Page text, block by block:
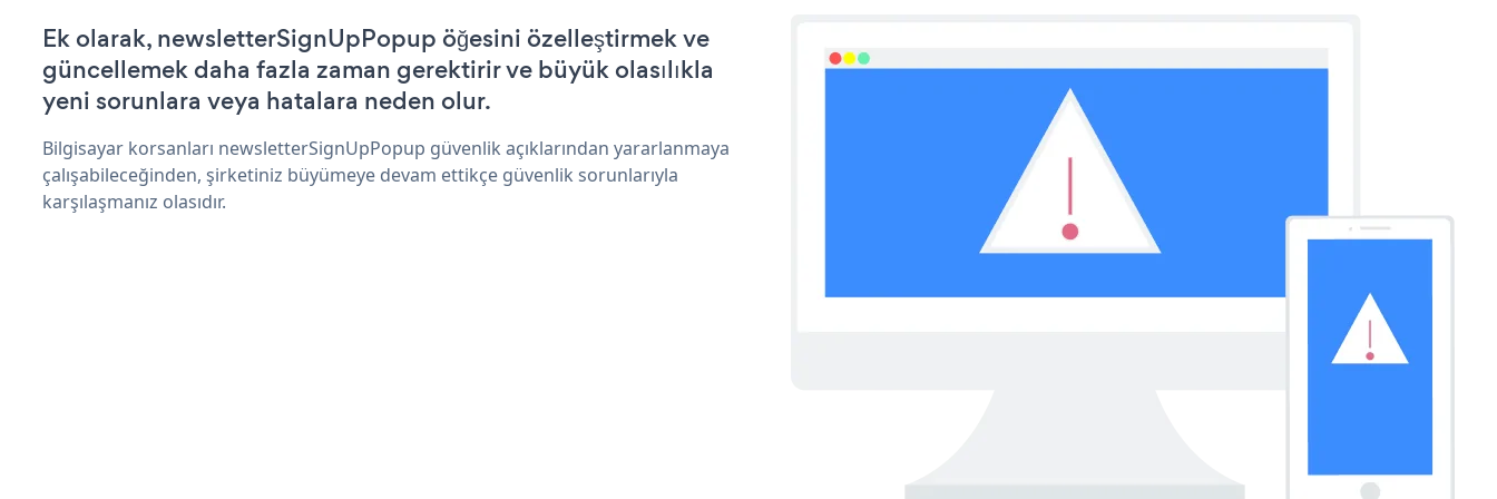
Ek olarak, newsletterSignUpPopup öğesini özelleştirmek ve
güncellemek daha fazla zaman gerektirir ve büyük olasılıkla
yeni sorunlara veya hatalara neden olur.
Bilgisayar korsanları newsletterSignUpPopup güvenlik açıklarından yararlanmaya
çalışabileceğinden, şirketiniz büyümeye devam ettikçe güvenlik sorunlarıyla
karşılaşmanız olasıdır.